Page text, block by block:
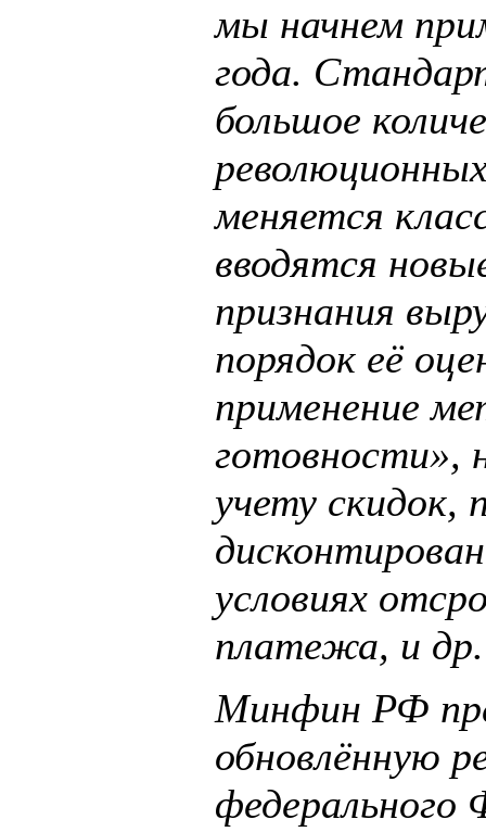
мы начнем
года.
большое
меняется
вводятся
признания
порядок её
применение
готовности»,
учету скидок,
условиях
платежа, и др.
Минфин РФ
обновлённую